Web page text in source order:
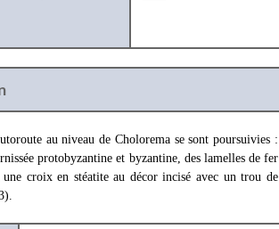
au niveau de Cholorema se sont poursuivies :
protobyzantine et byzantine, des lamelles de fer
croix en stéatite au décor incisé avec un trou de